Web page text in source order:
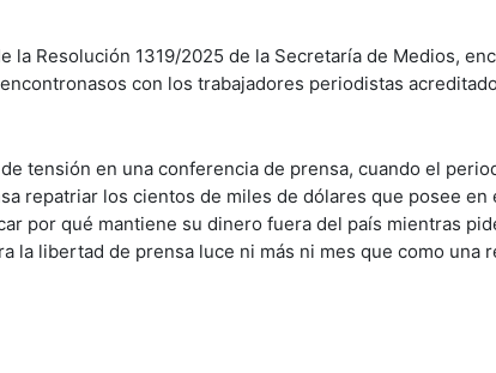
Resolución 1319/2025 de la Secretaría de Medios,
con los trabajadores periodistas
tensión en una conferencia de prensa, cuando el
repatriar los cientos de miles de dólares que posee en
por qué mantiene su dinero fuera del país mientras
la libertad de prensa luce ni más ni mes que como una